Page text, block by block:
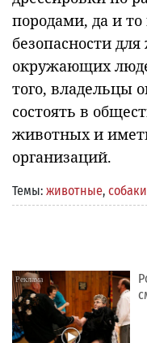
породами, да и
безопасности
окружающих
того, владельцы
состоять в
животных и
организаций.
Темы: животные, собаки